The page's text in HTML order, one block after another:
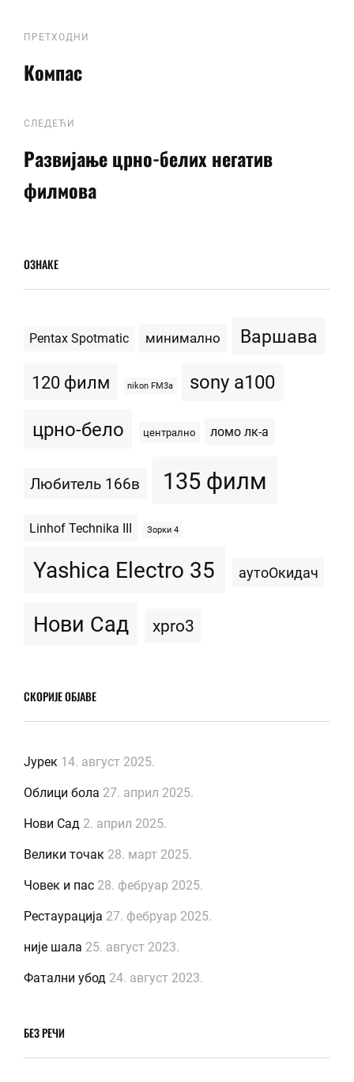
Кретање
чланка
Previous
Post
ПРЕТХОДНИ
Компас
следећи
СЛЕДЕЋИ
Развијање црно-белих негатив
филмова
ОЗНАКЕ
Pentax Spotmatic минимално Варшава
120 филм nikon FM3a sony a100
црно-бело централно ломо лк-а
Любитель 166в 135 филм
Linhof Technika III Зорки 4
Yashica Electro 35 аутоОкидач
Нови Сад xpro3
СКОРИЈЕ ОБЈАВЕ
Јурек 14. август 2025.
Облици бола 27. април 2025.
Нови Сад 2. април 2025.
Велики точак 28. март 2025.
Човек и пас 28. фебруар 2025.
Рестаурација 27. фебруар 2025.
није шала 25. август 2023.
Фатални убод 24. август 2023.
БЕЗ РЕЧИ